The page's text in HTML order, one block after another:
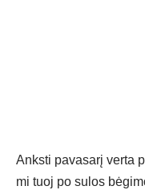
Anks­ti pa­va­sa­rį ver­ta
mi tuoj po su­los